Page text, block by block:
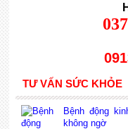
TƯ VẤN SỨC KHỎE
Bệnh động
không ngờ